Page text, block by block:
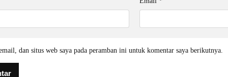
dan situs web saya pada peramban ini untuk komentar saya berikutnya.